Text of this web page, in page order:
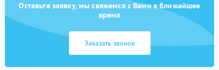
Оставьте заявку, мы свяжемся с Вами в ближайшее
время
Заказать звонок